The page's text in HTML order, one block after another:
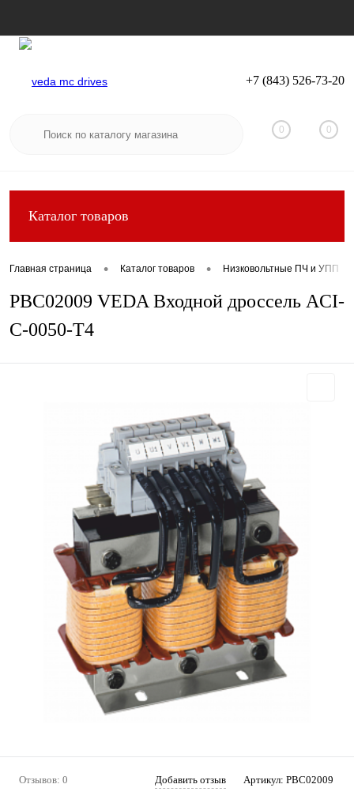
Вход Регистрация
+7 (843) 526-73-20
0 0
Каталог товаров
Главная страница • Каталог товаров • Низковольтные ПЧ и УПП
PBC02009 VEDA Входной дроссель ACI-
C-0050-T4
Отзывов: 0 Добавить отзыв Артикул: PBC02009